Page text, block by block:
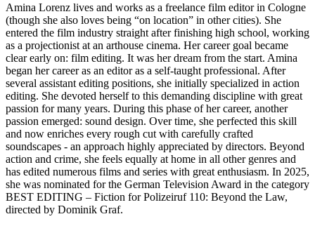
Amina Lorenz lives and works as a freelance film editor in Cologne
(though she also loves being “on location” in other cities). She
entered the film industry straight after finishing high school, working
as a projectionist at an arthouse cinema. Her career goal became
clear early on: film editing. It was her dream from the start. Amina
began her career as an editor as a self-taught professional. After
several assistant editing positions, she initially specialized in action
editing. She devoted herself to this demanding discipline with great
passion for many years. During this phase of her career, another
passion emerged: sound design. Over time, she perfected this skill
and now enriches every rough cut with carefully crafted
soundscapes - an approach highly appreciated by directors. Beyond
action and crime, she feels equally at home in all other genres and
has edited numerous films and series with great enthusiasm. In 2025,
she was nominated for the German Television Award in the category
BEST EDITING – Fiction for Polizeiruf 110: Beyond the Law,
directed by Dominik Graf.